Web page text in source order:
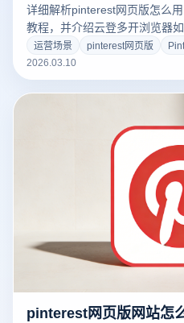
详细解析pinterest网页版怎么
教程，并介绍云登多开浏览器
营，帮助跨境卖家和社媒运营
运营场景 pinterest网页版
2026.03.10